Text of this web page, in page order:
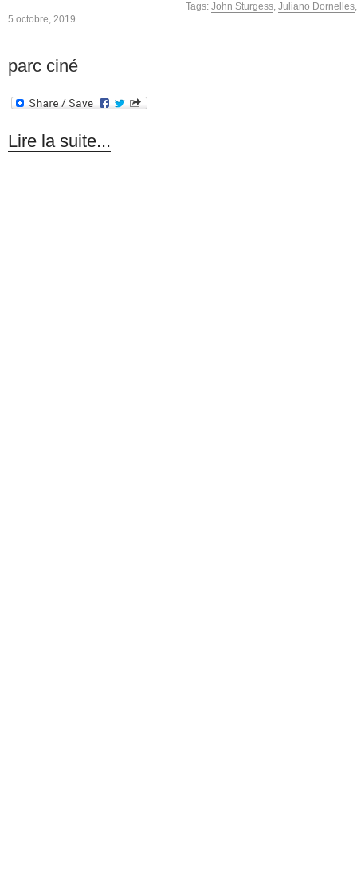
Tags: John Sturgess, Juliano Dornelles
5 octobre, 2019
parc ciné
Lire la suite...